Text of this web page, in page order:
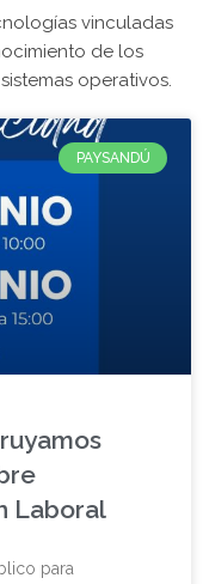
vinculadas
de los
operativos.
PAYSANDÚ
Laboral
para